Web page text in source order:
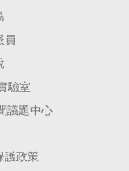
員
驗室
議題中心
護政策